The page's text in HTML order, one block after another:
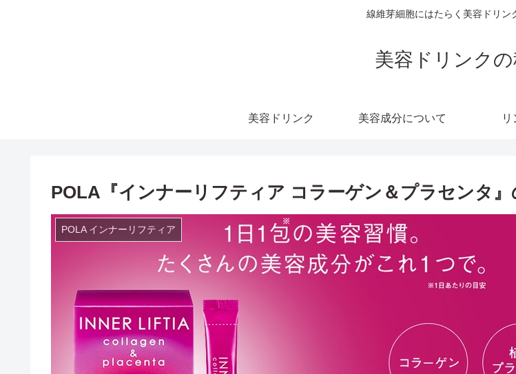
線維芽細胞にはたらく美容ドリン
美容ドリンク
美容ドリンク 美容成分について
POLA『インナーリフティア コラーゲン＆プラセンタ』
POLA インナーリフティア